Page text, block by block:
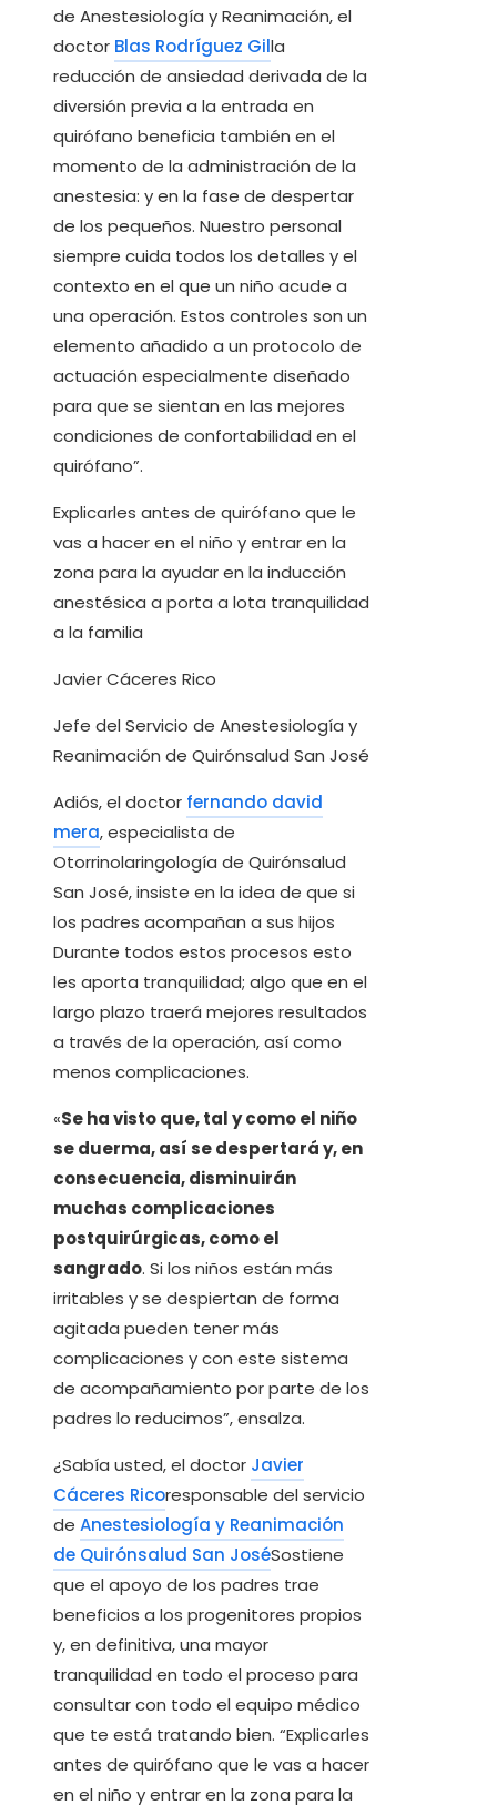
de Anestesiología y Reanimación, el
doctor Blas Rodríguez Gilla
reducción de ansiedad derivada de la
diversión previa a la entrada en
quirófano beneficia también en el
momento de la administración de la
anestesia: y en la fase de despertar
de los pequeños. Nuestro personal
siempre cuida todos los detalles y el
contexto en el que un niño acude a
una operación. Estos controles son un
elemento añadido a un protocolo de
actuación especialmente diseñado
para que se sientan en las mejores
condiciones de confortabilidad en el
quirófano”.
Explicarles antes de quirófano que le
vas a hacer en el niño y entrar en la
zona para la ayudar en la inducción
anestésica a porta a lota tranquilidad
a la familia
Javier Cáceres Rico
Jefe del Servicio de Anestesiología y
Reanimación de Quirónsalud San José
Adiós, el doctor fernando david
mera, especialista de
Otorrinolaringología de Quirónsalud
San José, insiste en la idea de que si
los padres acompañan a sus hijos
Durante todos estos procesos esto
les aporta tranquilidad; algo que en el
largo plazo traerá mejores resultados
a través de la operación, así como
menos complicaciones.
«Se ha visto que, tal y como el niño
se duerma, así se despertará y, en
consecuencia, disminuirán
muchas complicaciones
postquirúrgicas, como el
sangrado. Si los niños están más
irritables y se despiertan de forma
agitada pueden tener más
complicaciones y con este sistema
de acompañamiento por parte de los
padres lo reducimos”, ensalza.
¿Sabía usted, el doctor Javier
Cáceres Ricoresponsable del servicio
de Anestesiología y Reanimación
de Quirónsalud San JoséSostiene
que el apoyo de los padres trae
beneficios a los progenitores propios
y, en definitiva, una mayor
tranquilidad en todo el proceso para
consultar con todo el equipo médico
que te está tratando bien. “Explicarles
antes de quirófano que le vas a hacer
en el niño y entrar en la zona para la